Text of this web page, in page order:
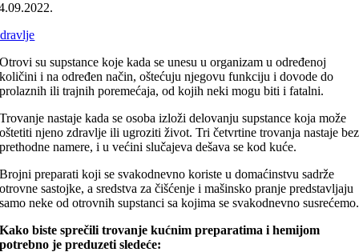
Otrovi su supstance koje kada se unesu u organizam u određenoj
količini i na određen način, oštećuju njegovu funkciju i dovode do
prolaznih ili trajnih poremećaja, od kojih neki mogu biti i fatalni.
Trovanje nastaje kada se osoba izloži delovanju supstance koja može
oštetiti njeno zdravlje ili ugroziti život. Tri četvrtine trovanja nastaje bez
prethodne namere, i u većini slučajeva dešava se kod kuće.
Brojni preparati koji se svakodnevno koriste u domaćinstvu sadrže
otrovne sastojke, a sredstva za čišćenje i mašinsko pranje predstavljaju
samo neke od otrovnih supstanci sa kojima se svakodnevno susrećemo.
Kako biste sprečili trovanje kućnim preparatima i hemijom
potrebno je preduzeti sledeće: